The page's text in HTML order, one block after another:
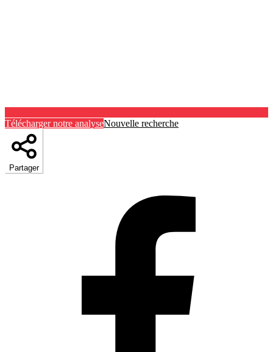
Télécharger notre analyseNouvelle recherche
Partager